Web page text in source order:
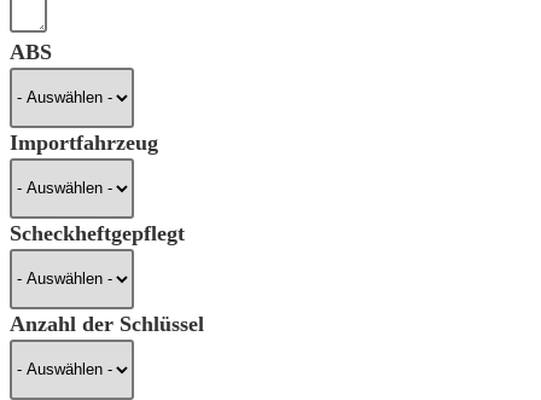
ABS
Importfahrzeug
Scheckheftgepflegt
Anzahl der Schlüssel